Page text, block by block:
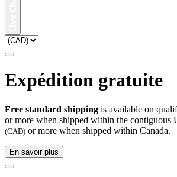
Expédition gratuite
Free standard shipping is available on
or more when shipped within the contiguous
(CAD) or more when shipped within Canada.
En savoir plus